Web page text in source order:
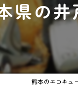
県の
熊本のエコキュ